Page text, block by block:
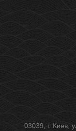
03039, г. Киев,